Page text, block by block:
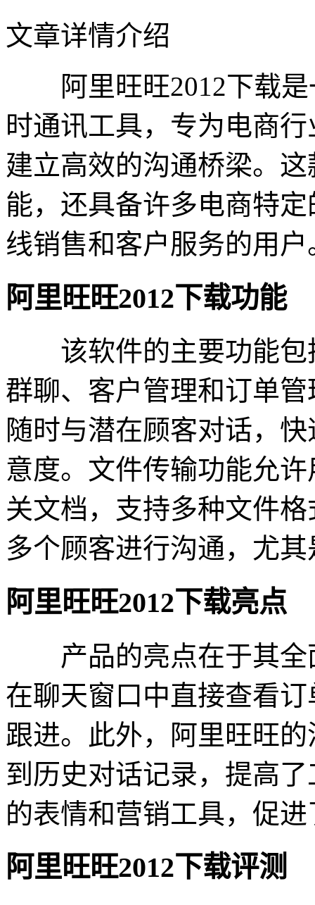
文章详情介绍
阿里旺旺2012下载是
时通讯工具，专为电商
建立高效的沟通桥梁。
能，还具备许多电商特
线销售和客户服务的用户
阿里旺旺2012下载功能
该软件的主要功能包
群聊、客户管理和订单
随时与潜在顾客对话，
意度。文件传输功能允
关文档，支持多种文件
多个顾客进行沟通，尤
阿里旺旺2012下载亮点
产品的亮点在于其全
在聊天窗口中直接查看
跟进。此外，阿里旺旺
到历史对话记录，提高
的表情和营销工具，促
阿里旺旺2012下载评测